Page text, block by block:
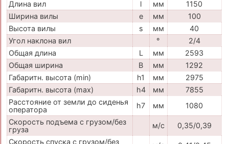
Длина вил l мм
1150
Ширина вилы
e мм
100
Высота вилы
s мм
40
Угол наклона вил
°
2/4
Общая длина
L мм
2593
Общая ширина
B мм
1292
Габаритн. высота (min)
h1 мм
2975
Габаритн. высота (max)
h4 мм
7855
Расстояние от земли до сиденья
оператора
h7 мм
1080
Скорость подъема с грузом/без
груза
м/с
0,35/0,39
Скорость спуска с грузом/без